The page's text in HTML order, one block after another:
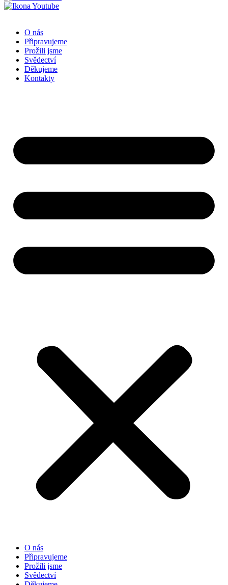
O nás
Připravujeme
Prožili jsme
Svědectví
Děkujeme
Kontakty
O nás
Připravujeme
Prožili jsme
Svědectví